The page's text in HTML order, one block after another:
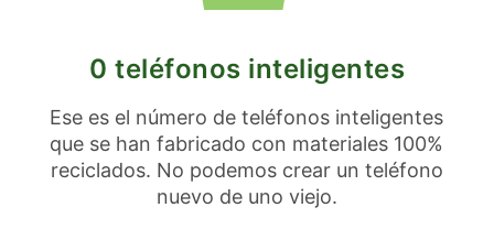
0 teléfonos inteligentes
Ese es el número de teléfonos inteligentes
que se han fabricado con materiales 100%
reciclados. No podemos crear un teléfono
nuevo de uno viejo.